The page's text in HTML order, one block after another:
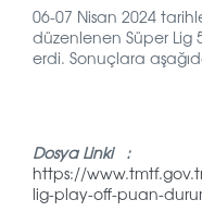
06-07 Nisan 2024
düzenlenen Süper Lig
erdi. Sonuçlara
Dosya Linki :
https://
lig-play-off-puan-